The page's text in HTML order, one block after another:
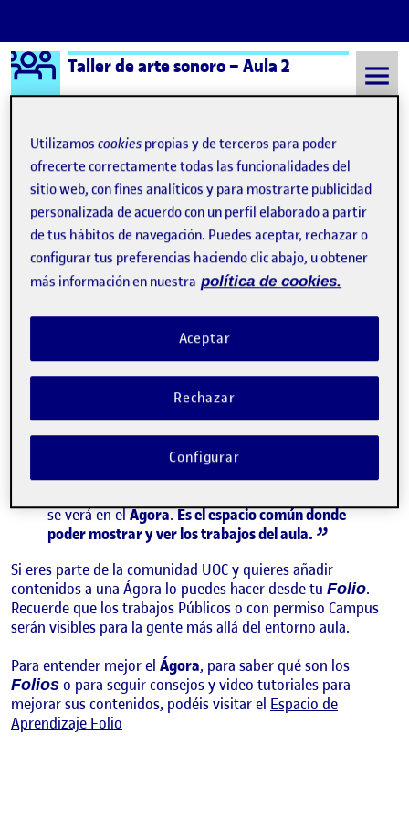
Saltar al contenido
Logo Ágora
Taller de arte sonoro – Aula 2
Semestre 20242 - Aula 2 ¿Qué es una Ágora?
¿Qué es una Ágora?
Visibilidad:
Pública -Fecha de publicación
17 Sep 20198 septiembre, 2021 11:19 pm
Hola! : D Esta página de presentación se ha generado
automáticamente.
Una Ágora pertenece a un aula de la UOC y
recoge los contenidos que los y las estudiantes
publican en sus espacios personales, llamados
. Si los y las compañeras publican algo, lo
asocian a una actividad del aula y le dan permiso
se verá en elÁgora.Es el espacio común donde
poder mostrar y ver los trabajos del aula.
Si eres parte de la comunidad UOC y quieres añadir
contenidos a una Ágora lo puedes hacer desde tu Folio.
Recuerde que los trabajos Públicos o con permiso Campus
serán visibles para la gente más allá del entorno aula.
Para entender mejor el Ágora, para saber qué son los
Folios o para seguir consejos y video tutoriales para
mejorar sus contenidos, podéis visitar el Espacio de
Aprendizaje Folio
Utilizamoscookies propias y de terceros para poder
ofrecerte correctamente todas las funcionalidades del
sitio web, con fines analíticos y para mostrarte publicidad
personalizada de acuerdo con un perfil elaborado a partir
de tus hábitos de navegación. Puedes aceptar, rechazar o
configurar tus preferencias haciendo clic abajo, u obtener
más información en nuestra política de cookies.
Rechazar
Aceptar
Configurar